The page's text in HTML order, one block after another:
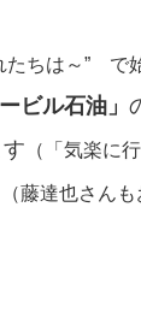
ちは～” で
ービル石油」
（「気楽に
藤達也さん